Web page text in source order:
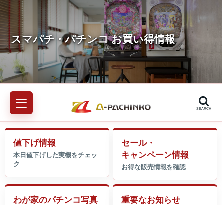
SEARCH
値下げ情報
セール・
キャンペーン情報
わが家のパチンコ写真
重要なお知らせ